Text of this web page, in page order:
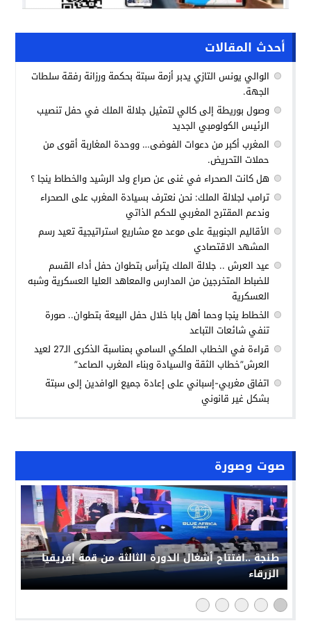
صوت وصورة
طنجة ..افتتاح أشغال الدورة الثالثة من قمة إفريقيا
الزرقاء
أحدث المقالات
الوالي يونس التازي يدبر أزمة سبتة بحكمة ورزانة رفقة سلطات
الجهة.
وصول بوريطة إلى كالي لتمثيل جلالة الملك في حفل تنصيب
الرئيس الكولومبي الجديد
المغرب أكبر من دعوات الفوضى… ووحدة المغاربة أقوى من
حملات التحريض.
هل كانت الصحراء في غنى عن صراع ولد الرشيد والخطاط ينجا ؟
ترامب لجلالة الملك: نحن نعترف بسيادة المغرب على الصحراء
وندعم المقترح المغربي للحكم الذاتي
الأقاليم الجنوبية على موعد مع مشاريع استراتيجية تعيد رسم
المشهد الاقتصادي
عيد العرش .. جلالة الملك يترأس بتطوان حفل أداء القسم
للضباط المتخرجين من المدارس والمعاهد العليا العسكرية وشبه
العسكرية
الخطاط ينجا وحما أهل بابا خلال حفل البيعة بتطوان.. صورة
تنفي شائعات التباعد
قراءة في الخطاب الملكي السامي بمناسبة الذكرى الـ27 لعيد
العرش”خطاب الثقة والسيادة وبناء المغرب الصاعد”
اتفاق مغربي-إسباني على إعادة جميع الوافدين إلى سبتة
بشكل غير قانوني